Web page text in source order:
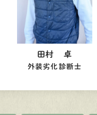
田村 卓
外装劣化診断士